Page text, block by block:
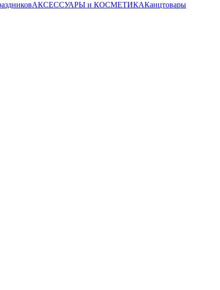
АКСЕССУАРЫ и КОСМЕТИКАКанцтовары